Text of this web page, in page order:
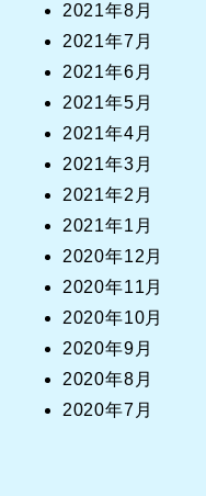
2021年8月
2021年7月
2021年6月
2021年5月
2021年4月
2021年3月
2021年2月
2021年1月
2020年12月
2020年11月
2020年10月
2020年9月
2020年8月
2020年7月